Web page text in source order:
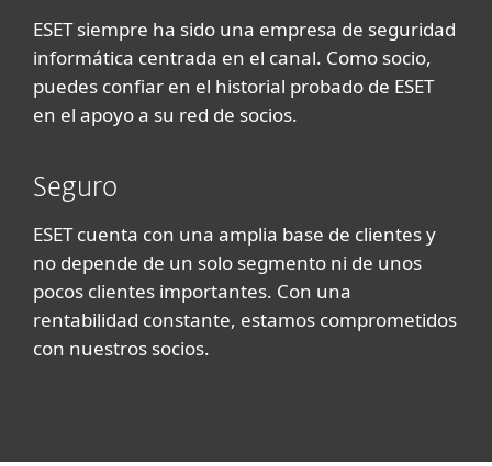
ESET siempre ha sido una empresa de seguridad
informática centrada en el canal. Como socio,
puedes confiar en el historial probado de ESET
en el apoyo a su red de socios.
Seguro
ESET cuenta con una amplia base de clientes y
no depende de un solo segmento ni de unos
pocos clientes importantes. Con una
rentabilidad constante, estamos comprometidos
con nuestros socios.